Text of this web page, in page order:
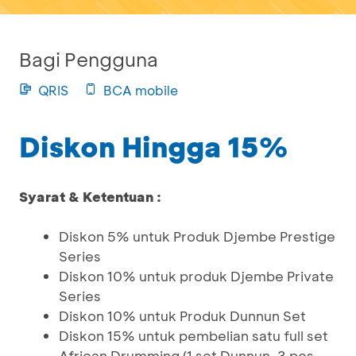
Bagi Pengguna
QRIS BCA mobile
Diskon Hingga 15%
Syarat & Ketentuan :
Diskon 5% untuk Produk Djembe Prestige
Series
Diskon 10% untuk produk Djembe Private
Series
Diskon 10% untuk Produk Dunnun Set
Diskon 15% untuk pembelian satu full set